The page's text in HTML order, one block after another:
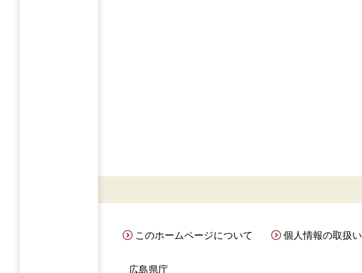
このホームページについて 個人情報の取扱い
広島県庁